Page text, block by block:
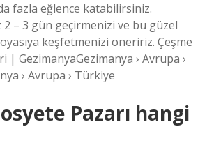
fazla eğlence katabilirsiniz.
2 – 3 gün geçirmenizi ve bu güzel
keşfetmenizi öneririz. Çeşme
| GezimanyaGezimanya › Avrupa ›
› Avrupa › Türkiye
Pazarı hangi